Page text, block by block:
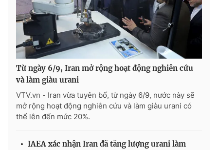
VTV Sức khoẻ Bất động sản
Thị trường 24h Tấm lòng Việt
VTV4 Vươn mình bằng AI
VTV9 VTV8
Liên hệ tòa soạn
Từ ngày 6/9, Iran mở rộng hoạt động nghiên cứu
và làm giàu urani
VTV.vn - Iran vừa tuyên bố, từ ngày 6/9, nước này sẽ
mở rộng hoạt động nghiên cứu và làm giàu urani có
thể lên đến mức 20%.
IAEA xác nhận Iran đã tăng lượng urani làm